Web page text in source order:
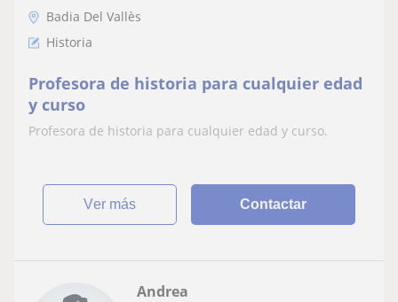
Badia Del Vallès
Historia
Profesora de historia para cualquier edad
y curso
Profesora de historia para cualquier edad y curso.
ver más Contactar
Andrea